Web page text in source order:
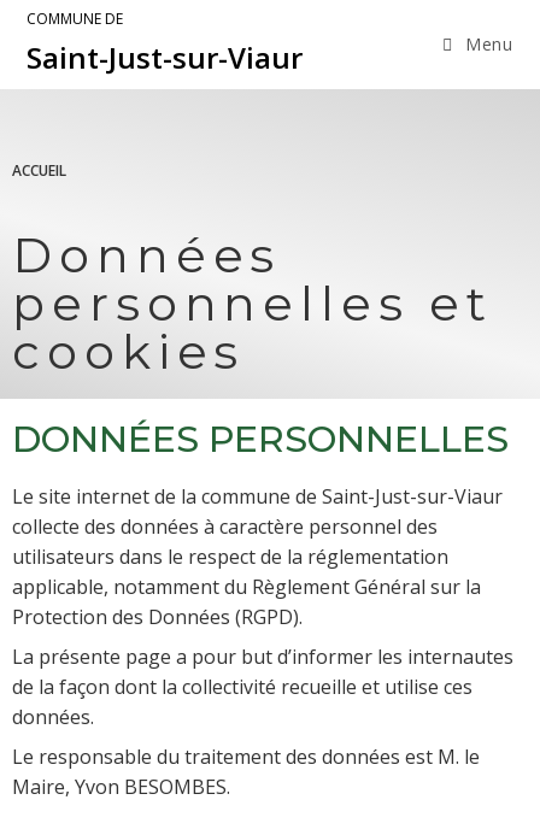
COMMUNE DE
Saint-Just-sur-Viaur Menu
ACCUEIL
Données
personnelles et
cookies
DONNÉES PERSONNELLES
Le site internet de la commune de Saint-Just-sur-Viaur
collecte des données à caractère personnel des
utilisateurs dans le respect de la réglementation
applicable, notamment du Règlement Général sur la
Protection des Données (RGPD).
La présente page a pour but d’informer les internautes
de la façon dont la collectivité recueille et utilise ces
données.
Le responsable du traitement des données est M. le
Maire, Yvon BESOMBES.